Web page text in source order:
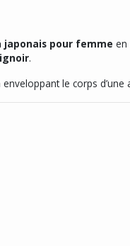
japonais pour femme en
.
le corps